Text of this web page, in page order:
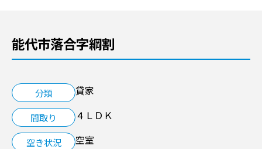
賃貸
空き家管理サービス
能代市落合字綱割
分類 貸家
間取り ４ＬＤＫ
空き状況 空室